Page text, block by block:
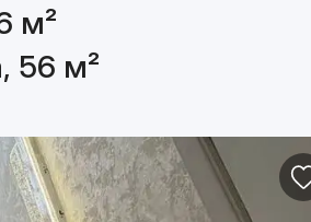
м²
56 м²